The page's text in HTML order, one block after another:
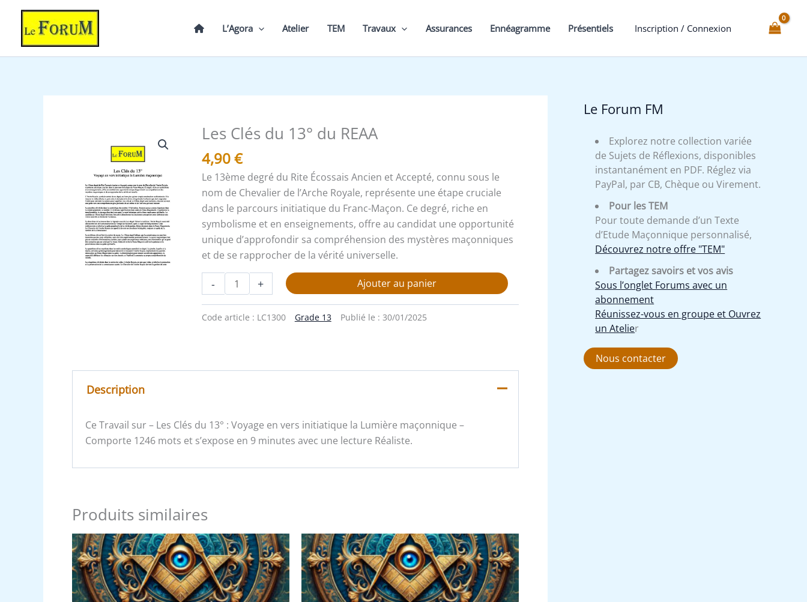
contenu
L’Agora Atelier TEM Travaux Assurances Ennéagramme Présentiels Inscription / Connexion
Les Clés du 13° du REAA
4,90€
Le 13ème degré du Rite Écossais Ancien et Accepté, connu sous le
nom de Chevalier de l’Arche Royale, représente une étape cruciale
dans le parcours initiatique du Franc-Maçon. Ce degré, riche en
symbolisme et en enseignements, offre au candidat une opportunité
unique d’approfondir sa compréhension des mystères maçonniques
et de se rapprocher de la vérité universelle.
-
quantité
Les
Clés
du
13°
du
REAA
+ Ajouter au panier
Code article : LC1300 Grade 13 Publié le : 30/01/2025
Description
Ce Travail sur – Les Clés du 13° : Voyage en vers initiatique la Lumière maçonnique –
Comporte 1246 mots et s’expose en 9 minutes avec une lecture Réaliste.
Produits similaires
Le Forum FM
Explorez notre collection variée
de Sujets de Réflexions, disponibles
instantanément en PDF. Réglez via
PayPal, par CB, Chèque ou Virement.
Pour les TEM
Pour toute demande d’un Texte
d’Etude Maçonnique personnalisé,
Découvrez notre offre "TEM"
Partagez savoirs et vos avis
Sous l’onglet Forums avec un
abonnement
Réunissez-vous en groupe et Ouvrez
un Atelier
Nous contacter
du
du